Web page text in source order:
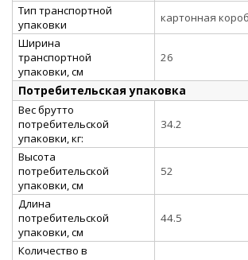
Тип транспортной
упаковки
картонная
Ширина
транспортной
упаковки, см
26
Потребительская упаковка
Вес брутто
потребительской
упаковки, кг:
34.2
Высота
потребительской
упаковки, см
52
Длина
потребительской
упаковки, см
44.5
Количество в